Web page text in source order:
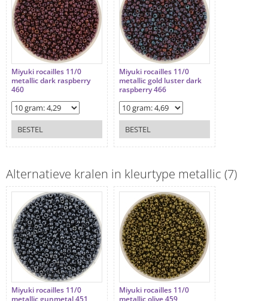
Miyuki rocailles 11/0
metallic dark raspberry
460
BESTEL
Miyuki rocailles 11/0
metallic gold luster dark
raspberry 466
BESTEL
Alternatieve kralen in kleurtype metallic (7)
Miyuki rocailles 11/0
metallic gunmetal 451
Miyuki rocailles 11/0
metallic olive 459